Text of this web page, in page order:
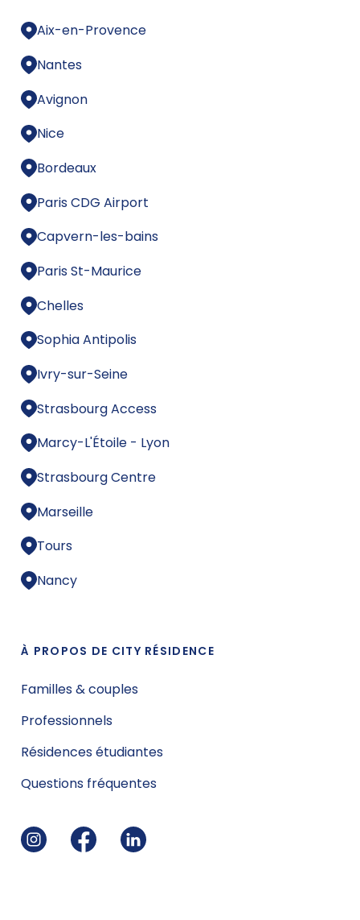
Aix-en-Provence
Nantes
Avignon
Nice
Bordeaux
Paris CDG Airport
Capvern-les-bains
Paris St-Maurice
Chelles
Sophia Antipolis
Ivry-sur-Seine
Strasbourg Access
Marcy-L'Étoile - Lyon
Strasbourg Centre
Marseille
Tours
Nancy
À PROPOS DE CITY RÉSIDENCE
Familles & couples
Professionnels
Résidences étudiantes
Questions fréquentes